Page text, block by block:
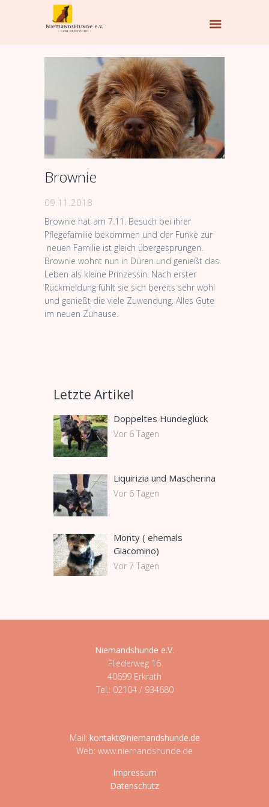
Brownie
09.11.2018
Brownie hat am 7.11. Besuch bei ihrer
Pflegefamilie bekommen und der Funke zur
neuen Familie ist gleich übergesprungen.
Brownie wohnt nun in Düren und genießt das
Leben als kleine Prinzessin. Nach erster
Rückmeldung fühlt sie sich bereits sehr wohl
und genießt die viele Zuwendung. Alles Gute
im neuen Zuhause.
Letzte Artikel
Doppeltes Hundeglück
Vor 6 Tagen
Liquirizia und Mascherina
Vor 6 Tagen
Monty ( ehemals
Giacomino)
Vor 7 Tagen
Niemandshunde e.V
Fliederweg 16
40699 Erkrath
Tel.: 02104 / 934680
Mail: kontakt@niemandshunde.de
Web: www.niemandshunde.de
Impressum
Datenschutz